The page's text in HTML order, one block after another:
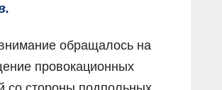
обращалось на
провокационных